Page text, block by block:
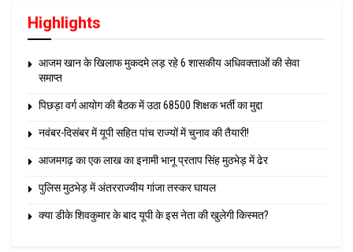
Highlights
आजम खान के खिलाफ मुकदमे लड़ रहे 6 शासकीय अधिवक्ताओं की सेवा
समाप्त
पिछड़ा वर्ग आयोग की बैठक में उठा 68500 शिक्षक भर्ती का मुद्दा
नवंबर-दिसंबर में यूपी सहित पांच राज्यों में चुनाव की तैयारी!
आजमगढ़ का एक लाख का इनामी भानू प्रताप सिंह मुठभेड़ में ढेर
पुलिस मुठभेड़ में अंतरराज्यीय गांजा तस्कर घायल
क्या डीके शिवकुमार के बाद यूपी के इस नेता की खुलेगी किस्मत?